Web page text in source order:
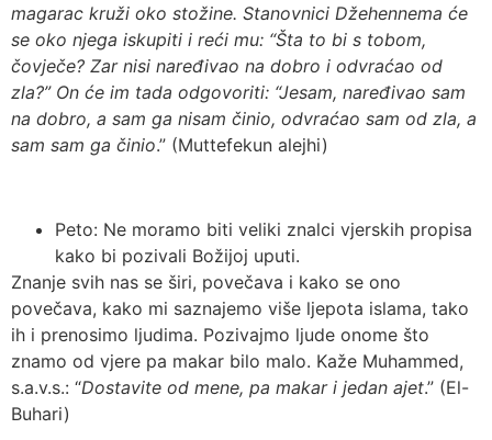
magarac kruži oko stožine. Stanovnici Džehennema će
se oko njega iskupiti i reći mu: “Šta to bi s tobom,
čovječe? Zar nisi naređivao na dobro i odvraćao od
zla?” On će im tada odgovoriti: “Jesam, naređivao sam
na dobro, a sam ga nisam činio, odvraćao sam od zla, a
sam sam ga činio.” (Muttefekun alejhi)
Peto: Ne moramo biti veliki znalci vjerskih propisa
kako bi pozivali Božijoj uputi.
Znanje svih nas se širi, povečava i kako se ono
povečava, kako mi saznajemo više ljepota islama, tako
ih i prenosimo ljudima. Pozivajmo ljude onome što
znamo od vjere pa makar bilo malo. Kaže Muhammed,
s.a.v.s.: “Dostavite od mene, pa makar i jedan ajet.” (El-
Buhari)